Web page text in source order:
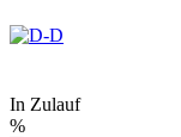
In Zulauf
%